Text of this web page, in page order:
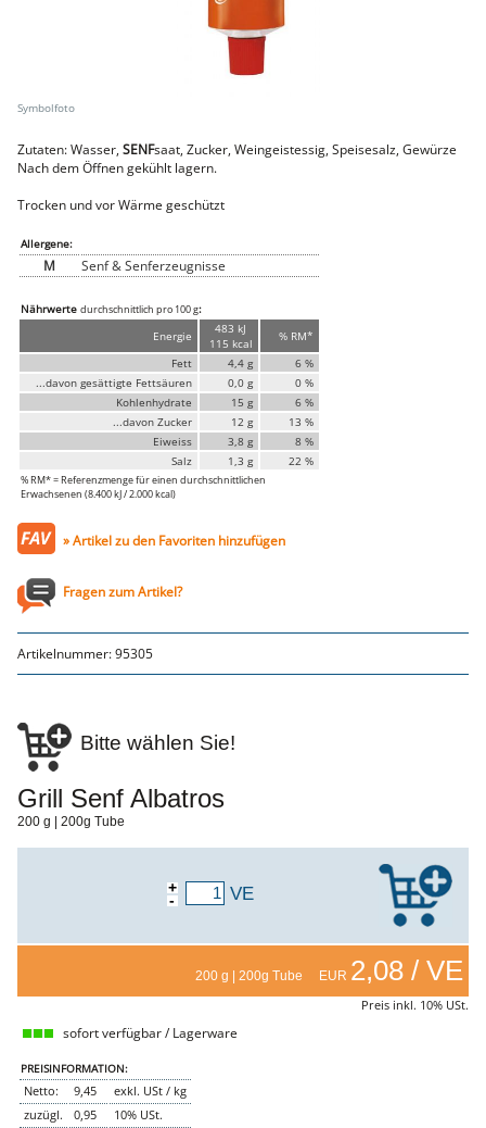
Steaks vom SCHWEIN
Nemetz-Menü
Wurstwaren
Aufschnittwurst
Leberkäse
Würstel
Schinken
Schinken
Putenschinken
Meeresfrüchte
Genusssortiment
Beilagen
Gemüse & Salat
Suppeneinlagen
Pommes & Wedges
Teigwaren
Gebäck
Bier
Säfte
Spirituosen
Senf & Co
Essig & Öl
Trockensortiment
Süssigkeiten
NEMETZ-DOGS
nass
Belcando
Barf-Zusätze
Katzenfutter
Zutaten: Wasser,SENFsaat, Zucker, Weingeistessig, Speisesalz, Gewürze
Nach dem Öffnen gekühlt lagern.
Trocken und vor Wärme geschützt
Allergene:
M Senf & Senferzeugnisse
Nährwerte durchschnittlich pro 100 g:
Energie
483 kJ
115 kcal
% RM*
Fett
4,4 g
6 %
...davon gesättigte Fettsäuren
0,0 g
0 %
Kohlenhydrate
15 g
6 %
...davon Zucker
12 g
13 %
Eiweiss
3,8 g
8 %
Salz
1,3 g 22 %
% RM* = Referenzmenge für einen durchschnittlichen
Erwachsenen (8.400 kJ / 2.000 kcal)
» Artikel zu den Favoriten hinzufügen
Fragen zum Artikel?
Artikelnummer:95305
Bitte wählen Sie!
Grill Senf Albatros
200 g | 200g Tube
+
- VE
200 g | 200g Tube EUR 2,08 / VE
Preis inkl. 10% USt.
sofort verfügbar / Lagerware
PREISINFORMATION:
Netto: 9,45
exkl. USt / kg
zuzügl.
0,95
10% USt.